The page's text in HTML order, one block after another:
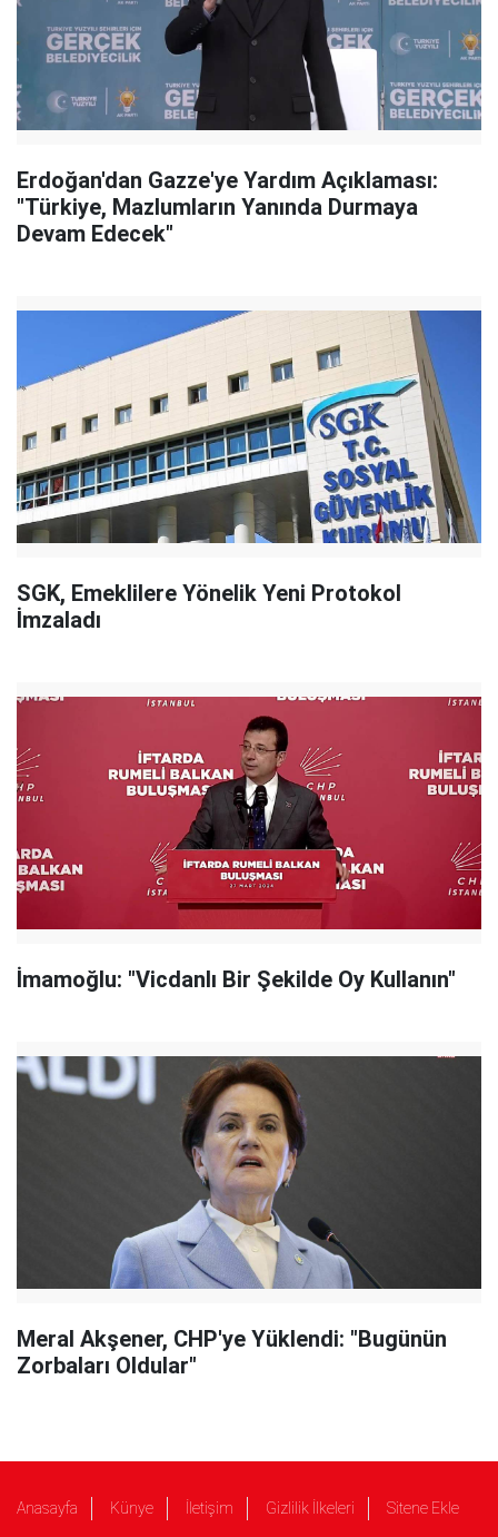
Erdoğan'dan Gazze'ye Yardım Açıklaması:
"Türkiye, Mazlumların Yanında Durmaya
Devam Edecek"
SGK, Emeklilere Yönelik Yeni Protokol
İmzaladı
İmamoğlu: "Vicdanlı Bir Şekilde Oy Kullanın"
Meral Akşener, CHP'ye Yüklendi: "Bugünün
Zorbaları Oldular"
Anasayfa Künye İletişim Gizlilik İlkeleri Sitene Ekle